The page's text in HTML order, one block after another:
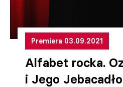
Premiera 03.09.2021
Alfabet rocka.
i Jego Jebacadło